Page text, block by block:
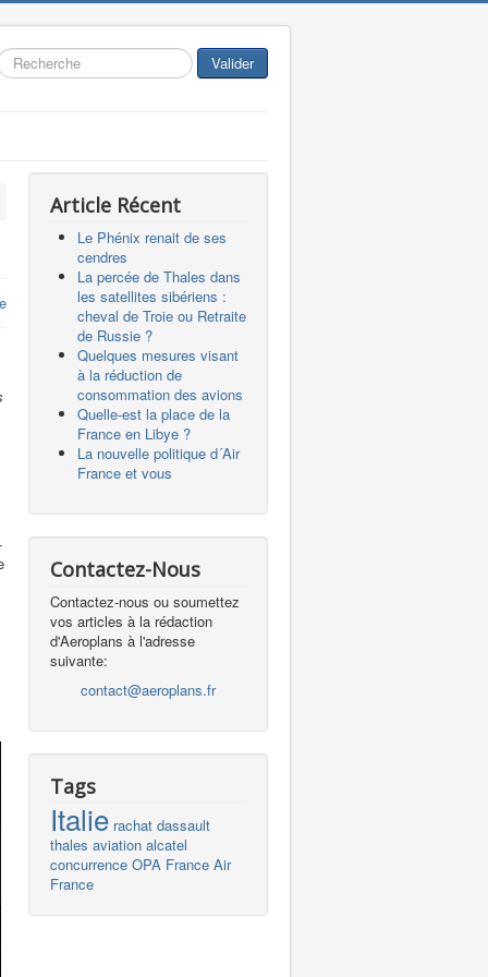
Valider
Article Récent
Le Phénix renait de ses
cendres
La percée de Thales dans
les satellites sibériens :
cheval de Troie ou Retraite
de Russie ?
Quelques mesures visant
à la réduction de
consommation des avions
Quelle-est la place de la
France en Libye ?
La nouvelle politique d´Air
France et vous
Contactez-Nous
Contactez-nous ou soumettez
vos articles à la rédaction
d'Aeroplans à l'adresse
suivante:
contact@aeroplans.fr
Tags
Italie rachat dassault
thales aviation alcatel
concurrence OPA France Air
France